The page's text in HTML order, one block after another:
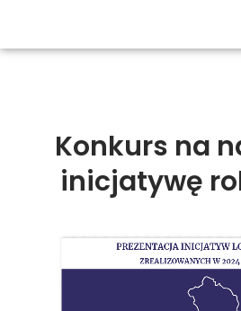
Konkurs na
inicjatywę